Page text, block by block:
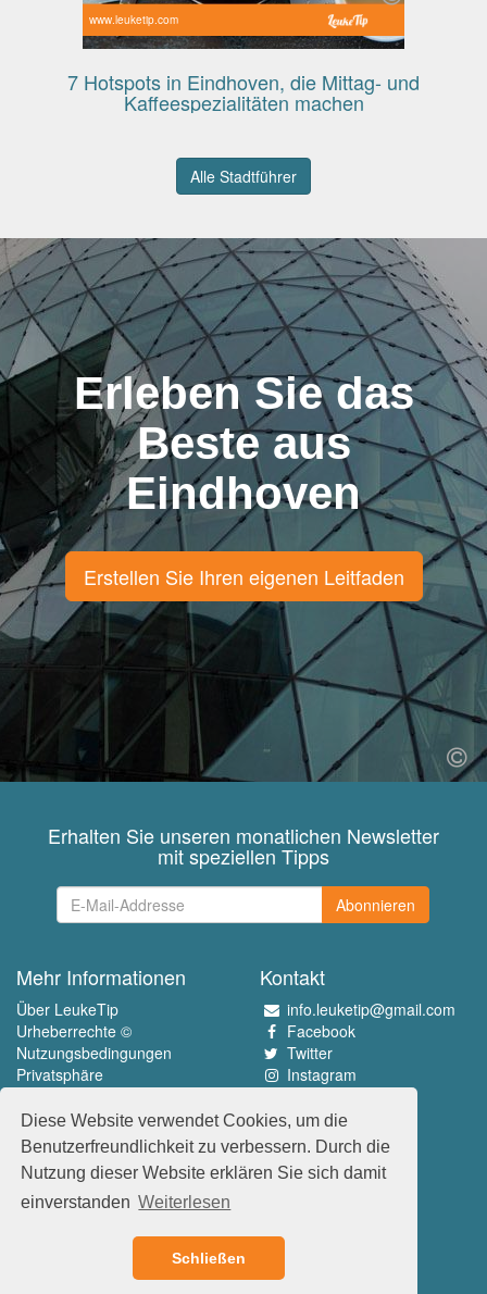
Diese Website verwendet Cookies, um die
Benutzerfreundlichkeit zu verbessern. Durch die
Nutzung dieser Website erklären Sie sich damit
einverstanden Weiterlesen
Schließen
www.leuketip.com
7 Hotspots in Eindhoven, die Mittag- und
Kaffeespezialitäten machen
Alle Stadtführer
Erleben Sie das
Beste aus
Eindhoven
Erstellen Sie Ihren eigenen Leitfaden
Erhalten Sie unseren monatlichen Newsletter
mit speziellen Tipps
Abonnieren
Mehr Informationen
Über LeukeTip
Urheberrechte ©
Nutzungsbedingungen
Privatsphäre
Kontakt
info.leuketip@gmail.com
Facebook
Twitter
Instagram
Erleben Sie das Beste
www.leuketip.nl
www.leuketip.com
www.leuketip.de